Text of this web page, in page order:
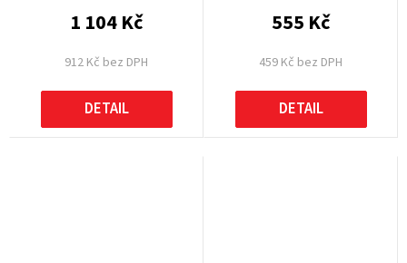
912 Kč bez DPH
1 104 Kč
DETAIL
459 Kč bez DPH
555 Kč
DETAIL